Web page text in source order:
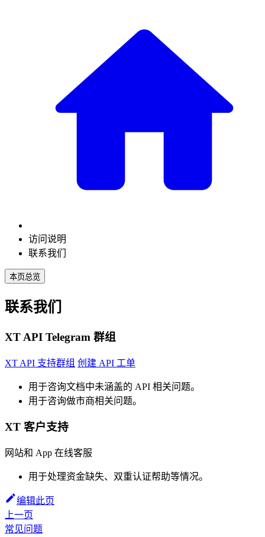
访问说明
联系我们
本页总览
联系我们
XT API Telegram 群组
XT API 支持群组 创建 API 工单
用于咨询文档中未涵盖的 API 相关问题。
用于咨询做市商相关问题。
XT 客户支持
网站和 App 在线客服
用于处理资金缺失、双重认证帮助等情况。
编辑此页
上一页
常见问题